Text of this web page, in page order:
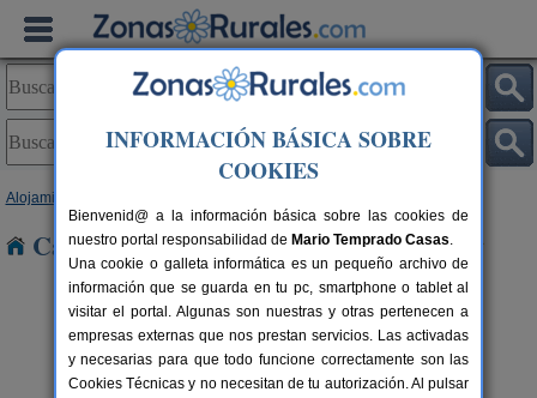
Alojamientos
Casas Rurales cerca de Roelos
INFORMACIÓN BÁSICA SOBRE
COOKIES
Bienvenid@ a la información básica sobre las cookies de
nuestro portal responsabilidad de Mario Temprado Casas.
Una cookie o galleta informática es un pequeño archivo de
información que se guarda en tu pc, smartphone o tablet al
visitar el portal. Algunas son nuestras y otras pertenecen a
empresas externas que nos prestan servicios. Las activadas
y necesarias para que todo funcione correctamente son las
Cookies Técnicas y no necesitan de tu autorización. Al pulsar